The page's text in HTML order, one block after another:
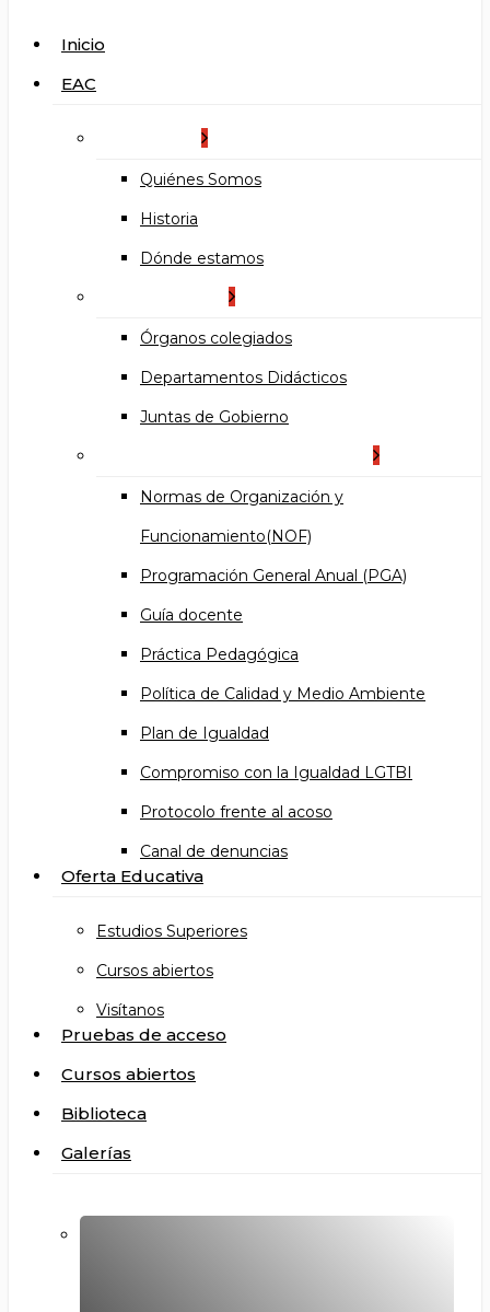
search
Menu
Inicio
EAC
Quiénes Somos
Historia
Dónde estamos
Órganos colegiados
Departamentos Didácticos
Juntas de Gobierno
Normas de Organización y
Funcionamiento(NOF)
Programación General Anual (PGA)
Guía docente
Práctica Pedagógica
Política de Calidad y Medio Ambiente
Plan de Igualdad
Compromiso con la Igualdad LGTBI
Protocolo frente al acoso
Canal de denuncias
Oferta Educativa
Estudios Superiores
Cursos abiertos
Visítanos
Pruebas de acceso
Cursos abiertos
Biblioteca
Galerías